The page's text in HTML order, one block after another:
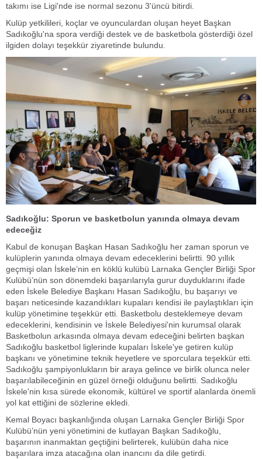
takımı ise Ligi'nde ise normal sezonu 3'üncü bitirdi.
Kulüp yetkilileri, koçlar ve oyunculardan oluşan heyet Başkan
Sadıkoğlu'na spora verdiği destek ve de basketbola gösterdiği özel
ilgiden dolayı teşekkür ziyaretinde bulundu.
Sadıkoğlu: Sporun ve basketbolun yanında olmaya devam
edeceğiz
Kabul de konuşan Başkan Hasan Sadıkoğlu her zaman sporun ve
kulüplerin yanında olmaya devam edeceklerini belirtti. 90 yıllık
geçmişi olan İskele’nin en köklü kulübü Larnaka Gençler Birliği Spor
Kulübü’nün son dönemdeki başarılarıyla gurur duyduklarını ifade
eden İskele Belediye Başkanı Hasan Sadıkoğlu, bu başarıyı ve
başarı neticesinde kazandıkları kupaları kendisi ile paylaştıkları için
kulüp yönetimine teşekkür etti. Basketbolu desteklemeye devam
edeceklerini, kendisinin ve İskele Belediyesi'nin kurumsal olarak
Basketbolun arkasında olmaya devam edeceğini belirten başkan
Sadıkoğlu basketbol liglerinde kupaları İskele'ye getiren kulüp
başkanı ve yönetimine teknik heyetlere ve sporculara teşekkür etti.
Sadıkoğlu şampiyonlukların bir araya gelince ve birlik olunca neler
başarılabileceğinin en güzel örneği olduğunu belirtti. Sadıkoğlu
İskele'nin kısa sürede ekonomik, kültürel ve sportif alanlarda önemli
yol kat ettiğini de sözlerine ekledi.
Kemal Boyacı başkanlığında oluşan Larnaka Gençler Birliği Spor
Kulübü’nün yeni yönetimini de kutlayan Başkan Sadıkoğlu,
başarının inanmaktan geçtiğini belirterek, kulübün daha nice
başarılara imza atacağına olan inancını da dile getirdi.